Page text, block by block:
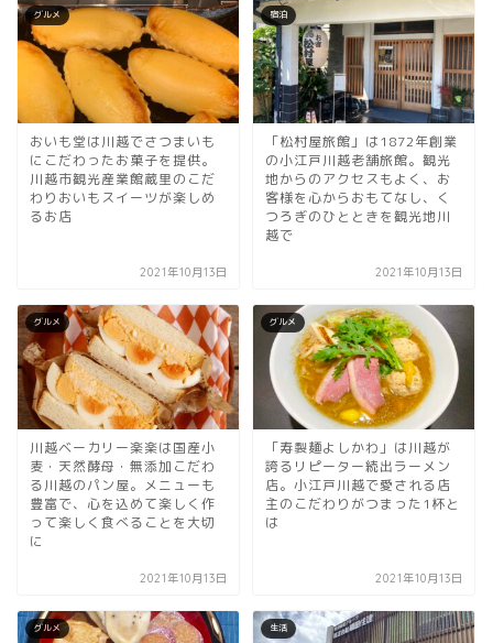
グルメ
おいも堂は川越でさつまいも
にこだわったお菓子を提供。
川越市観光産業館蔵里のこだ
わりおいもスイーツが楽しめ
るお店
2021年10月13日
宿泊
「松村屋旅館」は1872年創業
の小江戸川越老舗旅館。観光
地からのアクセスもよく、お
客様を心からおもてなし、く
つろぎのひとときを観光地川
越で
2021年10月13日
グルメ
川越ベーカリー楽楽は国産小
麦・天然酵母・無添加こだわ
る川越のパン屋。メニューも
豊富で、心を込めて楽しく作
って楽しく食べることを大切
に
2021年10月13日
グルメ
「寿製麺よしかわ」は川越が
誇るリピーター続出ラーメン
店。小江戸川越で愛される店
主のこだわりがつまった1杯と
は
2021年10月13日
グルメ 生活